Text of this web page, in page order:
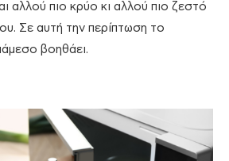
αλλού πιο κρύο κι αλλού πιο ζεστό
Σε αυτή την περίπτωση το
βοηθάει.